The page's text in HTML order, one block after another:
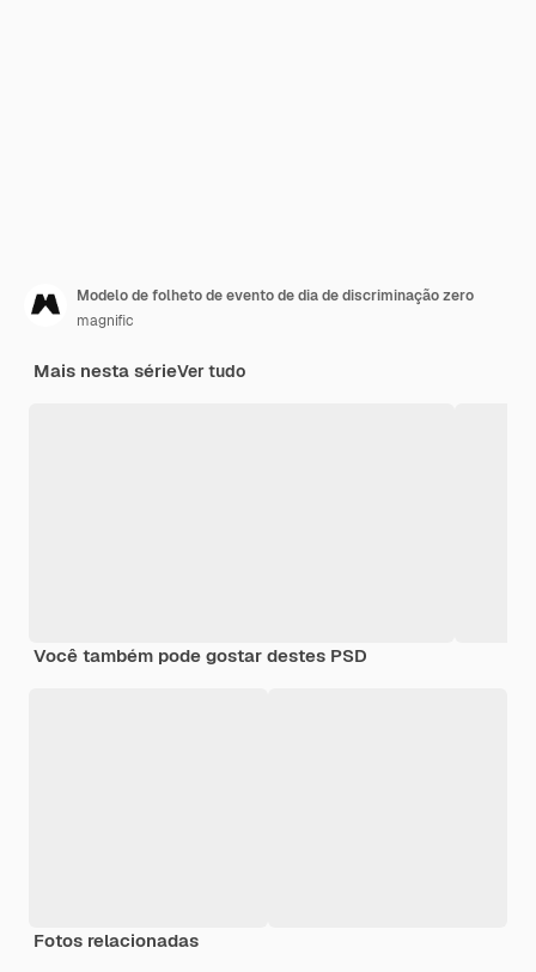
Modelo de folheto de evento de dia de discriminação zero
magnific
Mais nesta sérieVer tudo
Você também pode gostar destes PSD
Fotos relacionadas